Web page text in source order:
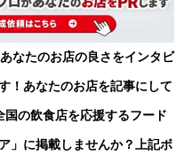
なたのお店の良さをインタビ
！あなたのお店を記事にして
の飲食店を応援するフード
」に掲載しませんか？上記ボ